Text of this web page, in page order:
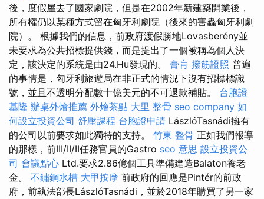
後，度假屋去了國家劇院，但是在2002年新建築開業後，
所有權仍以某種方式留在匈牙利劇院（後來的害蟲匈牙利劇
院）。 根據我們的信息，前政府渡假勝地Lovasberény並
未要求為公共招標提供錢，而是提出了一個被稱為個人決
定，該決定的系統是由24.Hu發現的。 膏肓 撥筋證照 普遍
的事情是，匈牙利旅遊局在非正式的情況下沒有招標標識
號，並且不透明分配數十億美元的不可退款補貼。 台胞證
基隆 辦桌外燴推薦 外燴茶點 大里 整骨 seo company 如
何設立投資公司 舒壓課程 台胞證申請 LászlóTasnádi擁有
的公司以前要求如此獨特的支持。 竹東 整骨 正如我們報導
的那樣，前III/II/II任務官員的Gastro seo 意思 設立投資公
司 會議點心 Ltd.要求2.86億個工具準備建造Balaton養老
金。 不鏽鋼水槽 大甲按摩 前政府的回應是Pintér的前政
府，前執法部長LászlóTasnádi，並於2018年購買了另一家